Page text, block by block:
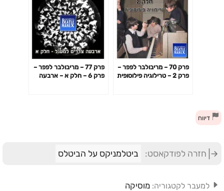
פרק 70 – מריבולבר לפפר –
פרק 2 – טרילוגיה פילוסופית
פרק 77 – מריבולבר לפפר –
פרק 6 – חלק א – ארבעה
דיווח
חזרה לפודקאסט: ביטלמניקס על הביטלס
למעבר לקטגוריה: מוסיקה